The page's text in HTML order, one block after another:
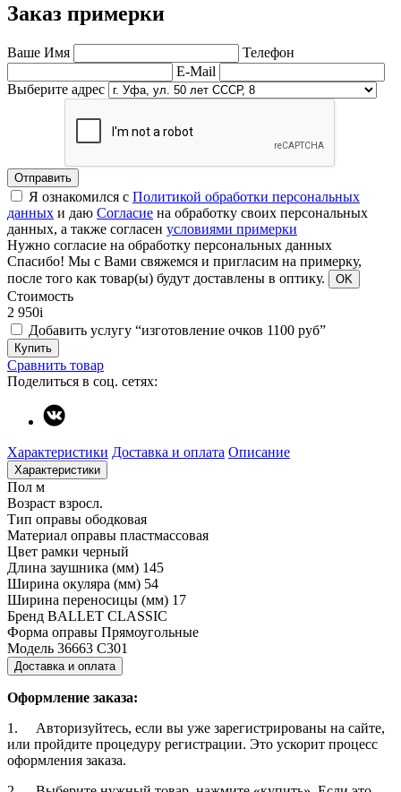
Заказ примерки
Ваше Имя
Телефон
E-Mail
Выберите адрес
Отправить
Я ознакомился с Политикой обработки персональных
данных и даю Согласие на обработку своих персональных
данных, а также согласен условиями примерки
Нужно согласие на обработку персональных данных
Спасибо! Мы с Вами свяжемся и пригласим на примерку,
после того как товар(ы) будут доставлены в оптику.
OK
Стоимость
2 950i
Добавить услугу “изготовление очков 1100 руб”
Купить
Сравнить товар
Поделиться в соц. сетях:
Характеристики Доставка и оплата Описание
Характеристики
Пол м
Возраст взросл.
Тип оправы ободковая
Материал оправы пластмассовая
Цвет рамки черный
Длина заушника (мм) 145
Ширина окуляра (мм) 54
Ширина переносицы (мм) 17
Бренд BALLET CLASSIC
Форма оправы Прямоугольные
Модель 36663 C301
Доставка и оплата
Оформление заказа:
1. Авторизуйтесь, если вы уже зарегистрированы на сайте,
или пройдите процедуру регистрации. Это ускорит процесс
оформления заказа.